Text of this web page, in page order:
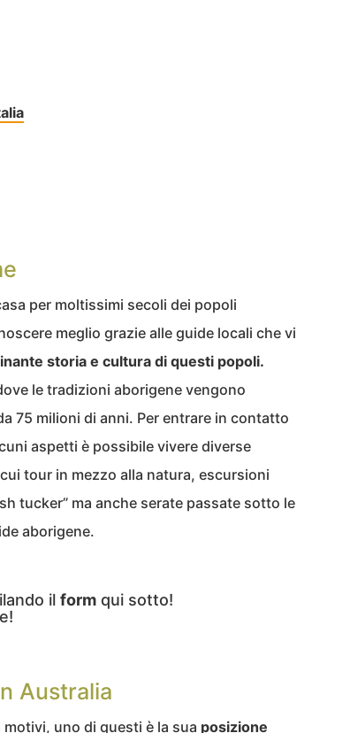
per moltissimi secoli dei popoli
meglio grazie alle guide locali che vi
storia e cultura di questi popoli.
le tradizioni aborigene vengono
75 milioni di anni. Per entrare in contatto
aspetti è possibile vivere diverse
tour in mezzo alla natura, escursioni
tucker” ma anche serate passate sotto le
aborigene.
il form qui sotto!
Australia
uno di questi è la sua posizione